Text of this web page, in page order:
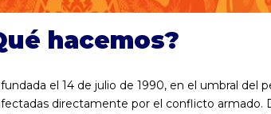
hacemos?
el 14 de julio de 1990, en el umbral del
directamente por el conflicto armado.